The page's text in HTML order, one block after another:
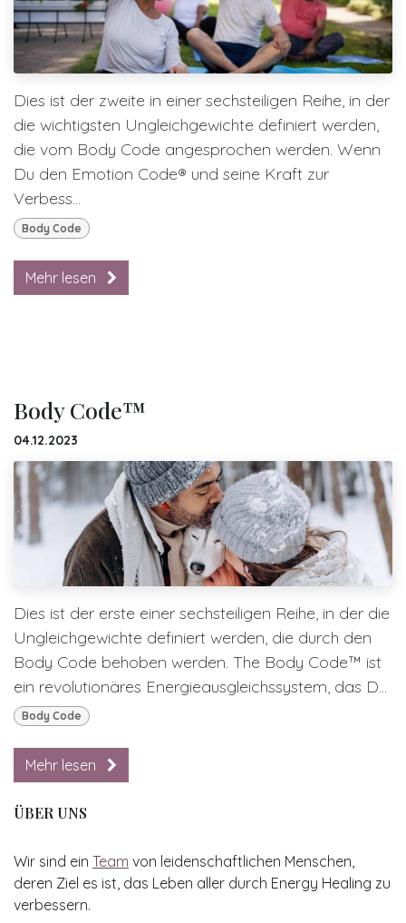
Dies ist der zweite in einer sechsteiligen Reihe, in der
die wichtigsten Ungleichgewichte definiert werden,
die vom Body Code angesprochen werden. Wenn
Du den Emotion Code® und seine Kraft zur
Verbess...
Body Code
Mehr lesen
Body Code™
04.12.2023
Dies ist der erste einer sechsteiligen Reihe, in der die
Ungleichgewichte definiert werden, die durch den
Body Code behoben werden. The Body Code™ ist
ein revolutionäres Energieausgleichssystem, das D...
Body Code
Mehr lesen
ÜBER UNS
Wir sind ein Team von leidenschaftlichen Menschen,
deren Ziel es ist, das Leben aller durch Energy Healing zu
verbessern.